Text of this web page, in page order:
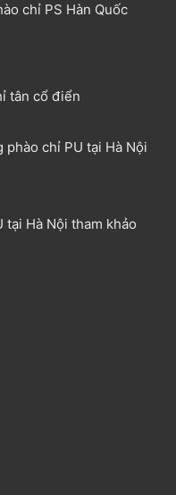
chỉ PS Hàn Quốc
tân cổ điển
phào chỉ PU tại Hà Nội
tại Hà Nội tham khảo